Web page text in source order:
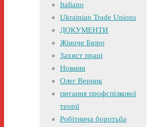
Italiano
Ukrainian Trade Unions
ДОКУМЕНТИ
Жіноче Бюро
Захист праці
Новини
Олег Верник
питання профспілкової
теорії
Робітнича боротьба